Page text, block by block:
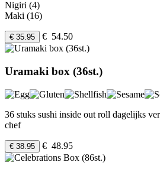
Nigiri (4)
Maki (16)
€ 35.95 € 54.50
Uramaki box (36st.)
36 stuks sushi inside out roll dagelijks
chef
€ 38.95 € 48.95